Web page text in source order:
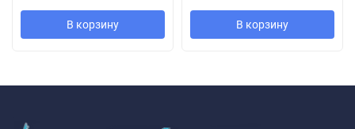
В корзину В корзину